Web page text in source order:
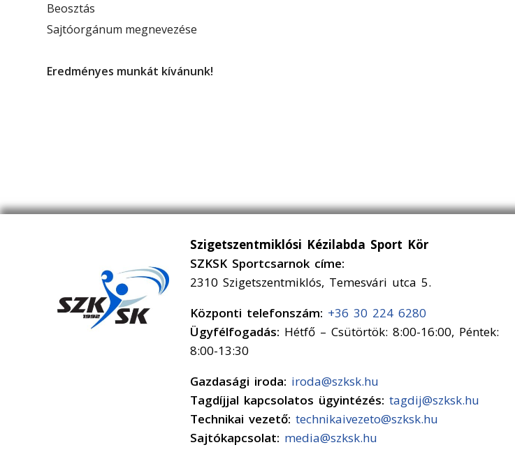
Beosztás
Sajtóorgánum megnevezése
Eredményes munkát kívánunk!
Szigetszentmiklósi Kézilabda Sport Kör
SZKSK Sportcsarnok címe:
2310 Szigetszentmiklós, Temesvári utca 5.
Központi telefonszám: +36 30 224 6280
Ügyfélfogadás: Hétfő – Csütörtök: 8:00-16:00, Péntek:
8:00-13:30
Gazdasági iroda: iroda@szksk.hu
Tagdíjjal kapcsolatos ügyintézés: tagdij@szksk.hu
Technikai vezető: technikaivezeto@szksk.hu
Sajtókapcsolat: media@szksk.hu